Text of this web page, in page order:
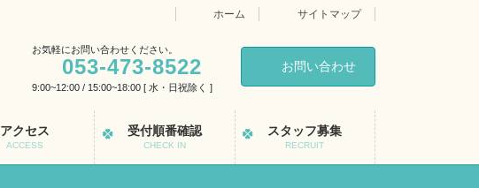
ホーム サイトマップ
お気軽にお問い合わせください。
053-473-8522
9:00~12:00 / 15:00~18:00 [ 水・日祝除く ]
お問い合わせ
アクセス
ACCESS
受付順番確認
CHECK IN
スタッフ募集
RECRUIT